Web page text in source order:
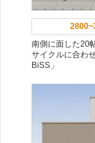
南側に面した20
サイクルに合わ
BiSS」